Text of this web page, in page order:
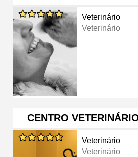
Veterinário
Veterinário
CENTRO
Veterinário
Veterinário